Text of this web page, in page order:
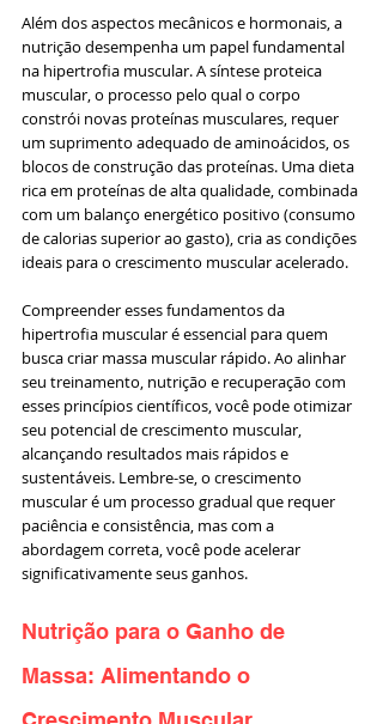
Além dos aspectos mecânicos e hormonais, a
nutrição desempenha um papel fundamental
na hipertrofia muscular. A síntese proteica
muscular, o processo pelo qual o corpo
constrói novas proteínas musculares, requer
um suprimento adequado de aminoácidos, os
blocos de construção das proteínas. Uma dieta
rica em proteínas de alta qualidade, combinada
com um balanço energético positivo (consumo
de calorias superior ao gasto), cria as condições
ideais para o crescimento muscular acelerado.
Compreender esses fundamentos da
hipertrofia muscular é essencial para quem
busca criar massa muscular rápido. Ao alinhar
seu treinamento, nutrição e recuperação com
esses princípios científicos, você pode otimizar
seu potencial de crescimento muscular,
alcançando resultados mais rápidos e
sustentáveis. Lembre-se, o crescimento
muscular é um processo gradual que requer
paciência e consistência, mas com a
abordagem correta, você pode acelerar
significativamente seus ganhos.
Nutrição para o Ganho de
Massa: Alimentando o